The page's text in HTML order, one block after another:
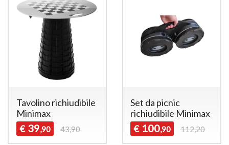
Tavolino richiudibile
Minimax
€ 39,90 43,90
Set da picnic
richiudibile Minimax
€ 100,90 112,20